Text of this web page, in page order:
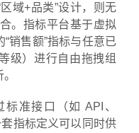
域+品类”设计，则无
。指标平台基于虚拟
销售额”指标与任意已
级）进行自由拖拽组
标准接口（如 API、
指标定义可以同时供